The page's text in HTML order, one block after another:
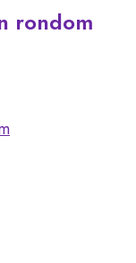
rondom